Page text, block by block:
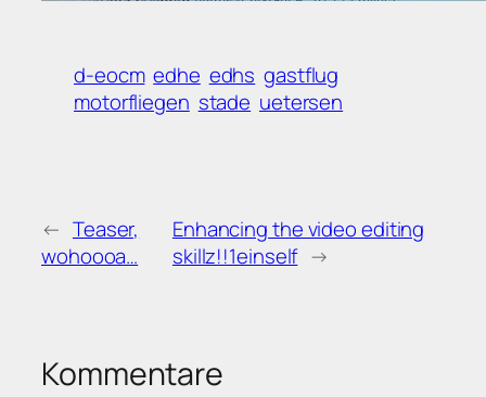
d-eocm edhe edhs gastflug
motorfliegen stade uetersen
← Teaser,
wohoooa…
Enhancing the video editing
skillz!!1einself →
Kommentare